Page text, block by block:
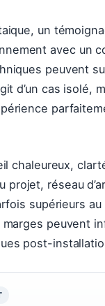
un
avec un
peuvent
d’un cas isolé,
chaleureux,
projet, réseau
supérieurs
peuvent
post-